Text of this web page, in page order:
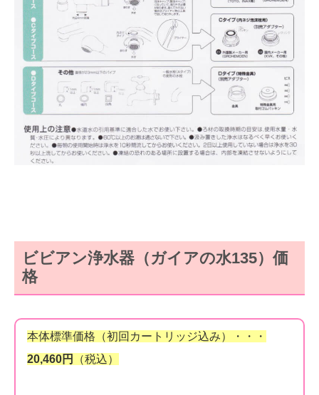
ビビアン浄水器（ガイアの水135）価
格
本体標準価格（初回カートリッジ込み）・・・
20,460円
（税込）